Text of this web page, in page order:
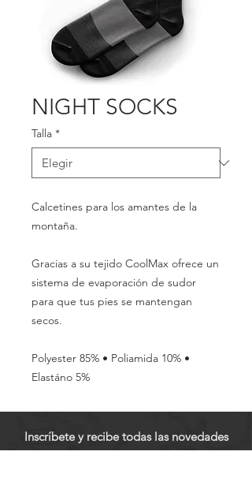
NIGHT SOCKS
Talla *
Calcetines para los amantes de la
montaña.
Gracias a su tejido CoolMax ofrece un
sistema de evaporación de sudor
para que tus pies se mantengan
secos.
Polyester 85% • Poliamida 10% •
Elastáno 5%
Inscríbete y recibe todas las novedades